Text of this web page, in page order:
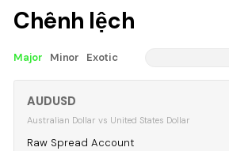
Chênh lệch
Major Minor Exotic
AUDUSD
Australian Dollar vs United States Dollar
Raw Spread Account